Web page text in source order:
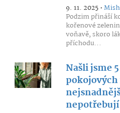
9. 11. 2025 •
Podzim přináší
kořenové
voňavě, skoro
příchodu...
Našli jsme